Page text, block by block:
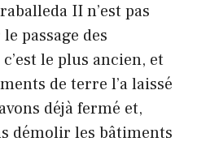
II n’est pas
passage des
le plus ancien, et
de terre l’a laissé
déjà fermé et,
démolir les bâtiments